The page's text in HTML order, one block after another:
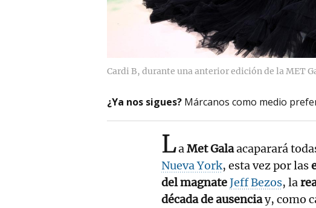
Cardi B, durante una anterior edición de la MET
¿Ya nos sigues? Márcanos como medio
LaMet Galaacaparará
Nueva York, esta vez por las
del magnateJeff Bezos, la
década de ausenciay, como